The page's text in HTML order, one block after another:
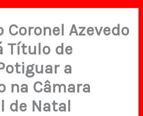
Coronel Azevedo
Título de
a
na Câmara
de Natal